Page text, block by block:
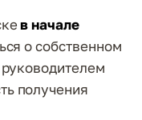
в начале
о собственном
получения